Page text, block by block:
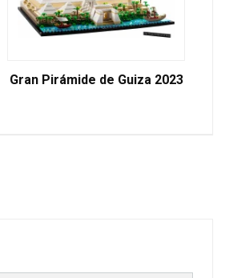
Gran Pirámide de Guiza 2023